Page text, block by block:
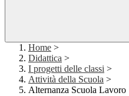
Home >
Didattica >
I progetti delle classi >
Attività della Scuola >
Alternanza Scuola Lavoro